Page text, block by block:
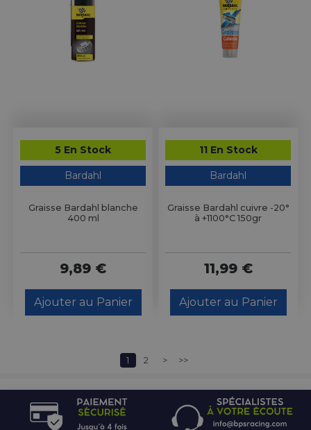
5 En Stock
Bardahl
Graisse Bardahl blanche
400 ml
9,89 €
Ajouter au Panier
11 En Stock
Bardahl
Graisse Bardahl cuivre -20°
à +1100°C 150gr
11,99 €
Ajouter au Panier
1 2 > >>